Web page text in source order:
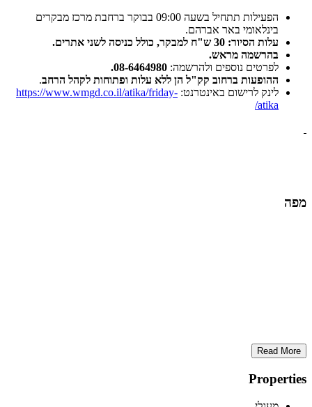
הפעילות תתחיל בשעה 09:00 בבוקר ברחבת מרכז מבקרים
בינלאומי באר אברהם.
עלות הסיור: 30 ש"ח למבקר, כולל כניסה לשני אתרים.
בהרשמה מראש.
לפרטים נוספים ולהרשמה: 08-6464980.
ההופעות ברחוב קק"ל הן ללא עלות ופתוחות לקהל הרחב.
לינק לרישום באינטרנט: https://www.wmgd.co.il/atika/friday-
atika/
מפה
Read More
Properties